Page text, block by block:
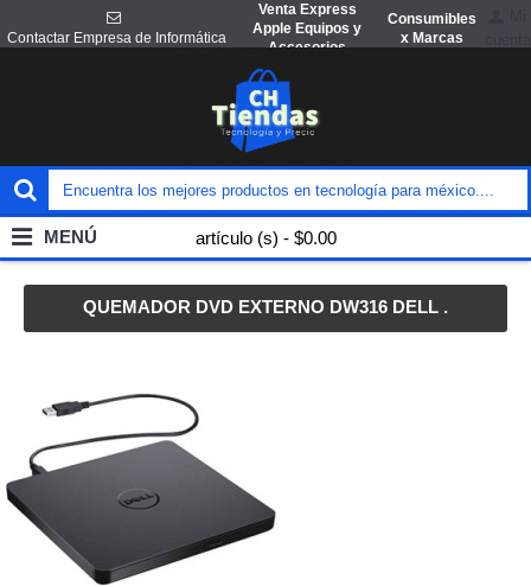
Contactar Empresa de Informática
Venta Express
Apple Equipos y
Accesorios
Consumibles
x Marcas
artículo (s) - $0.00
MENÚ
QUEMADOR DVD EXTERNO DW316 DELL .